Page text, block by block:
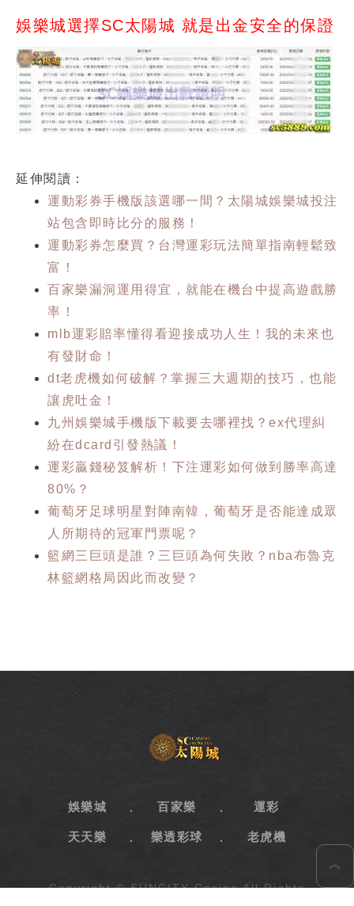
娛樂城選擇SC太陽城 就是出金安全的保證
延伸閱讀：
運動彩券手機版該選哪一間？太陽城娛樂城投注
站包含即時比分的服務！
運動彩券怎麼買？台灣運彩玩法簡單指南輕鬆致
富！
百家樂漏洞運用得宜，就能在機台中提高遊戲勝
率！
mlb運彩賠率懂得看迎接成功人生！我的未來也
有發財命！
dt老虎機如何破解？掌握三大週期的技巧，也能
讓虎吐金！
九州娛樂城手機版下載要去哪裡找？ex代理糾
紛在dcard引發熱議！
運彩贏錢秘笈解析！下注運彩如何做到勝率高達
80%？
葡萄牙足球明星對陣南韓，葡萄牙是否能達成眾
人所期待的冠軍門票呢？
籃網三巨頭是誰？三巨頭為何失敗？nba布魯克
林籃網格局因此而改變？
娛樂城 百家樂 運彩
天天樂 樂透彩球 老虎機
Copyright © SUNCITY Casino All Rights
︽